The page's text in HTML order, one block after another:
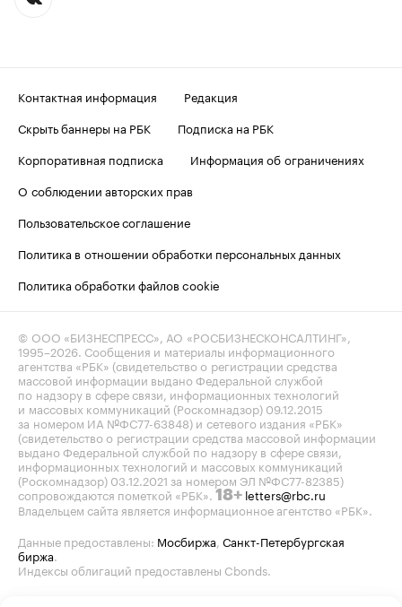
Контактная информация
Редакция
Скрыть баннеры на РБК
Подписка на РБК
Корпоративная подписка
Информация об ограничениях
О соблюдении авторских прав
Пользовательское соглашение
Политика в отношении обработки персональных данных
Политика обработки файлов cookie
© ООО «БИЗНЕСПРЕСС», АО «РОСБИЗНЕСКОНСАЛТИНГ»,
1995–2026 . Сообщения и материалы информационного
агентства «РБК» (свидетельство о регистрации средства
массовой информации выдано Федеральной службой
по надзору в сфере связи, информационных технологий
и массовых коммуникаций (Роскомнадзор) 09.12.2015
за номером ИА №ФС77-63848) и сетевого издания «РБК»
(свидетельство о регистрации средства массовой информации
выдано Федеральной службой по надзору в сфере связи,
информационных технологий и массовых коммуникаций
(Роскомнадзор) 03.12.2021 за номером ЭЛ №ФС77-82385)
сопровождаются пометкой «РБК». 18+ letters@rbc.ru
Владельцем сайта является информационное агентство «РБК».
Данные предоставлены: Мосбиржа Санкт-Петербургская
биржа
Индексы облигаций предоставлены Cbonds.